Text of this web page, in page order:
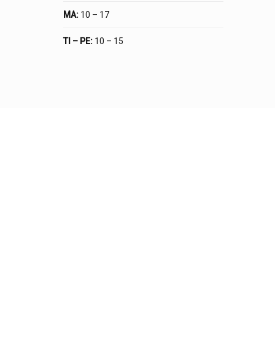
MA: 10 – 17
TI – PE: 10 – 15